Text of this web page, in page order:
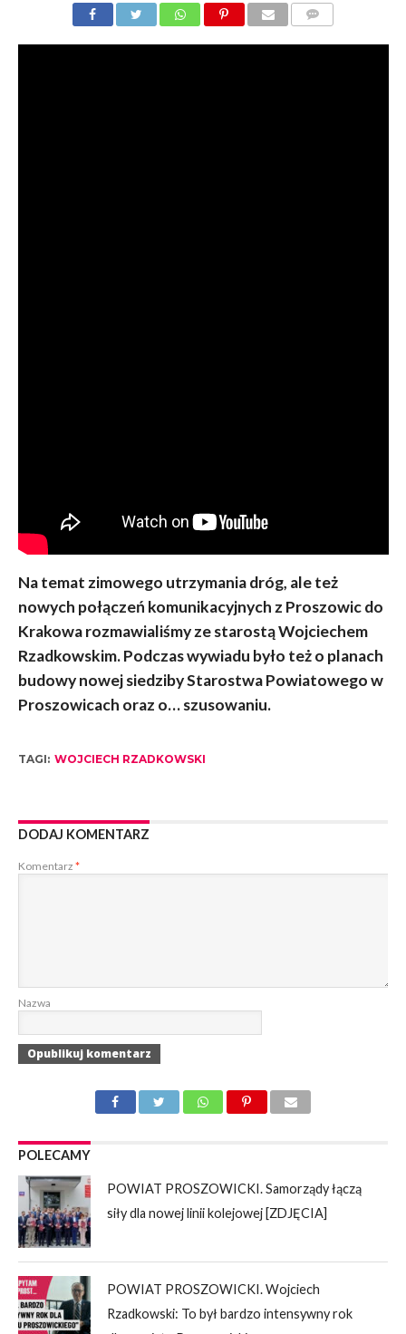
Na temat zimowego utrzymania dróg, ale też
nowych połączeń komunikacyjnych z Proszowic do
Krakowa rozmawialiśmy ze starostą Wojciechem
Rzadkowskim. Podczas wywiadu było też o planach
budowy nowej siedziby Starostwa Powiatowego w
Proszowicach oraz o… szusowaniu.
TAGI: WOJCIECH RZADKOWSKI
DODAJ KOMENTARZ
Komentarz *
Nazwa
POLECAMY
POWIAT PROSZOWICKI. Samorządy łączą
siły dla nowej linii kolejowej [ZDJĘCIA]
POWIAT PROSZOWICKI. Wojciech
Rzadkowski: To był bardzo intensywny rok